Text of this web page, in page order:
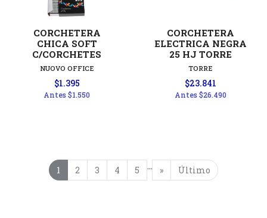
CORCHETERA
CHICA SOFT
C/CORCHETES
NUOVO OFFICE
$1.395
Antes$1.550
CORCHETERA
ELECTRICA NEGRA
25 HJ TORRE
TORRE
$23.841
Antes$26.490
1 2 3 4 5 ... » Último